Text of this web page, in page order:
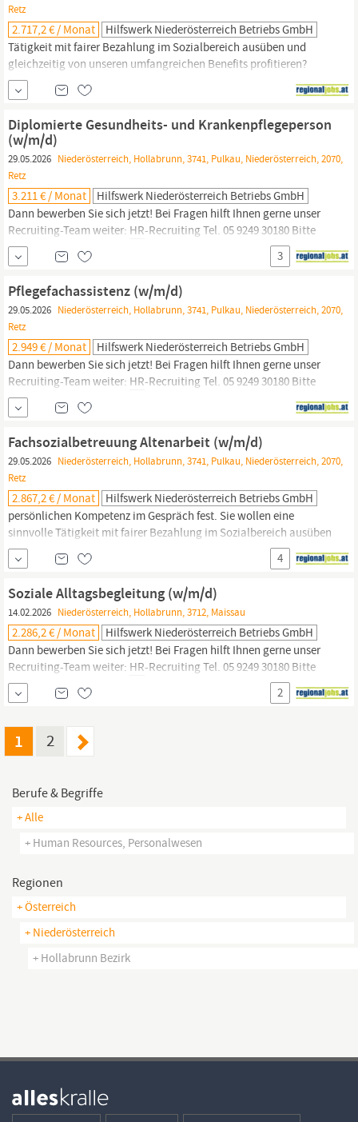
Retz
2.717,2 € / Monat
Hilfswerk Niederösterreich Betriebs GmbH
Tätigkeit mit fairer Bezahlung im Sozialbereich ausüben und
gleichzeitig von unseren umfangreichen Benefits profitieren?
Dann bewerben Sie sich jetzt! Bei Fragen hilft Ihnen gerne unser
Recruiting-Team weiter:
-Recruiting Tel. 05 9249 30180 Bitte
sicher zu stellen, bitten wir
Diplomierte Gesundheits- und Krankenpflegeperson
(w/m/d)
29.05.2026 Niederösterreich, Hollabrunn, 3741, Pulkau, Niederösterreich, 2070,
Retz
3.211 € / Monat
Hilfswerk Niederösterreich Betriebs GmbH
Dann bewerben Sie sich jetzt! Bei Fragen hilft Ihnen gerne unser
Recruiting-Team weiter: HR-Recruiting Tel. 05 9249 30180 Bitte
beachten Sie: Um eine rasche Bearbeitung Ihrer Bewerbung
sicher zu stellen, bitten wir ausschließlich um Online-
Bewerbungen. Beim Hilfswerk Niederösterreich setzt du die
Standards von morgen und bringst Qualität in die Pflege:
3
Pflegefachassistenz (w/m/d)
29.05.2026 Niederösterreich, Hollabrunn, 3741, Pulkau, Niederösterreich, 2070,
Retz
2.949 € / Monat
Hilfswerk Niederösterreich Betriebs GmbH
Dann bewerben Sie sich jetzt! Bei Fragen hilft Ihnen gerne unser
Recruiting-Team weiter: HR-Recruiting Tel. 05 9249 30180 Bitte
beachten Sie: Um eine rasche Bearbeitung Ihrer Bewerbung
sicher zu stellen, bitten wir ausschließlich um Online-
Bewerbungen. Beim Hilfswerk Niederösterreich setzt du die
Standards von morgen und bringst Qualität in die Pflege:
Fachsozialbetreuung Altenarbeit (w/m/d)
29.05.2026 Niederösterreich, Hollabrunn, 3741, Pulkau, Niederösterreich, 2070,
Retz
2.867,2 € / Monat
Hilfswerk Niederösterreich Betriebs GmbH
persönlichen Kompetenz im Gespräch fest. Sie wollen eine
sinnvolle Tätigkeit mit fairer Bezahlung im Sozialbereich ausüben
und gleichzeitig von unseren umfangreichen Benefits profitieren?
Dann bewerben Sie sich jetzt! Bei Fragen hilft Ihnen gerne unser
-Recruiting Tel. 05 9249 30180 Bitte
beachten Sie:
4
Soziale Alltagsbegleitung (w/m/d)
14.02.2026 Niederösterreich, Hollabrunn, 3712, Maissau
2.286,2 € / Monat
Hilfswerk Niederösterreich Betriebs GmbH
Dann bewerben Sie sich jetzt! Bei Fragen hilft Ihnen gerne unser
Recruiting-Team weiter: HR-Recruiting Tel. 05 9249 30180 Bitte
beachten Sie: Um eine rasche Bearbeitung Ihrer Bewerbung
sicher zu stellen, bitten wir ausschließlich um Online-
Zeit für deine Kundinnen und Kunden in der
2
1 2
Berufe & Begriffe
+ Alle
+ Human Resources, Personalwesen
Regionen
+ Österreich
+ Niederösterreich
+ Hollabrunn Bezirk